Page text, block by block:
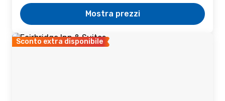
Mostra prezzi
Sconto extra disponibile